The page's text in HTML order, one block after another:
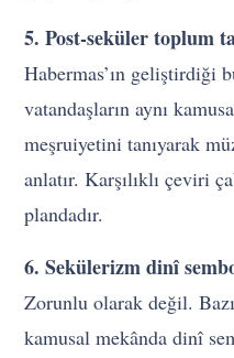
5. Post-seküler toplum
Habermas’ın geliştirdiği
vatandaşların aynı
meşruiyetini tanıyarak
anlatır. Karşılıklı çeviri
plandadır.
6. Sekülerizm dinî
Zorunlu olarak değil.
kamusal mekânda dinî